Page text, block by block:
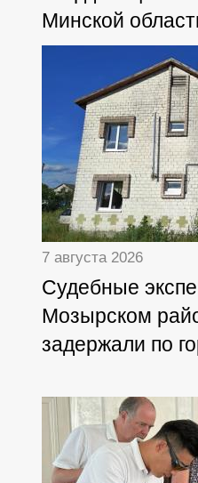
Минской
7 августа 2026
Судебные
Мозырском
задержали по